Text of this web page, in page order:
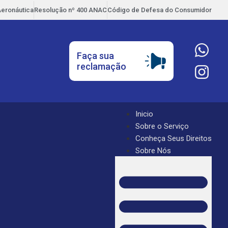
Resolução nº 400 ANACCódigo de Defesa do Consumidor
Faça sua
reclamação
Inicio
Sobre o Serviço
Conheça Seus Direitos
Sobre Nós